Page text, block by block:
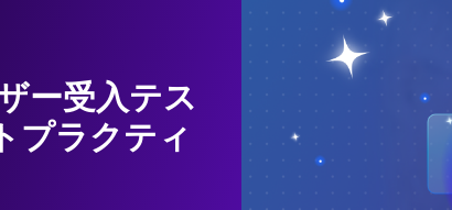
ー受入テス
プラクティ